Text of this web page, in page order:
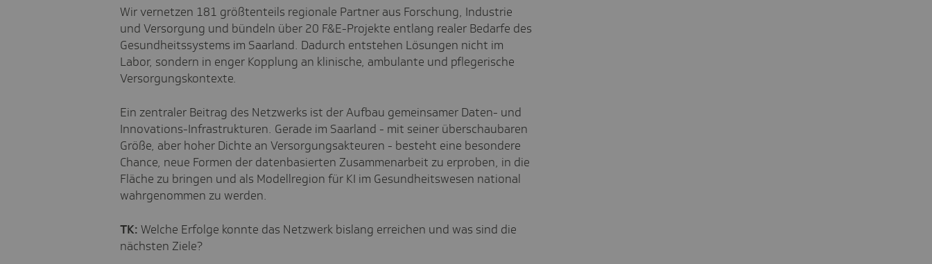
Wir vernetzen 181 größtenteils regionale Partner aus Forschung, Industrie
und Versorgung und bündeln über 20 F&E-Projekte entlang realer Bedarfe des
Gesundheitssystems im Saarland. Dadurch entstehen Lösungen nicht im
Labor, sondern in enger Kopplung an klinische, ambulante und pflegerische
Versorgungskontexte.
Ein zentraler Beitrag des Netzwerks ist der Aufbau gemeinsamer Daten- und
Innovations-Infrastrukturen. Gerade im Saarland - mit seiner überschaubaren
Größe, aber hoher Dichte an Versorgungsakteuren - besteht eine besondere
Chance, neue Formen der datenbasierten Zusammenarbeit zu erproben, in die
Fläche zu bringen und als Modellregion für KI im Gesundheitswesen national
wahrgenommen zu werden.
TK: Welche Erfolge konnte das Netzwerk bislang erreichen und was sind die
nächsten Ziele?